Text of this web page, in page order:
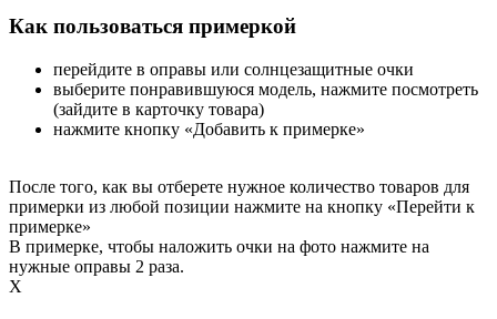
Как пользоваться примеркой
перейдите в оправы или солнцезащитные очки
выберите понравившуюся модель, нажмите посмотреть
(зайдите в карточку товара)
нажмите кнопку «Добавить к примерке»
После того, как вы отберете нужное количество товаров для
примерки из любой позиции нажмите на кнопку «Перейти к
примерке»
В примерке, чтобы наложить очки на фото нажмите на
нужные оправы 2 раза.
X